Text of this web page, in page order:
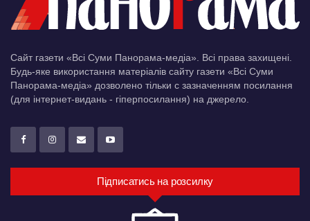
Сайт газети «Всі Суми Панорама-медіа». Всі права захищені.
Будь-яке використання матеріалів сайту газети «Всі Суми
Панорама-медіа» дозволено тільки c зазначенням посилання
(для інтернет-видань - гіперпосилання) на джерело.
Підписатись на розсилку